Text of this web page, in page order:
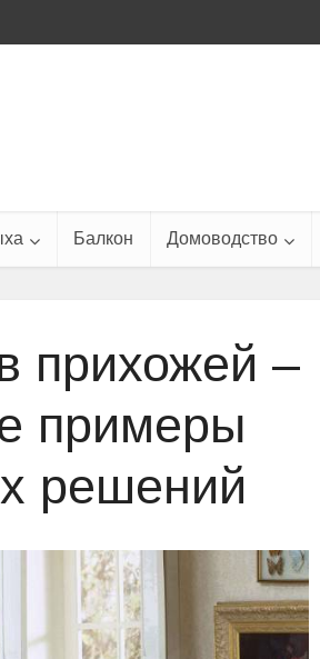
Балкон Домоводство
прихожей –
примеры
решений